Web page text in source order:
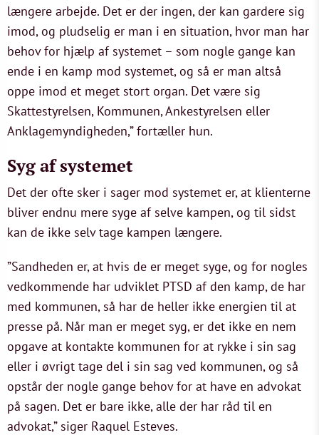
længere arbejde. Det er der ingen, der kan gardere sig
imod, og pludselig er man i en situation, hvor man har
behov for hjælp af systemet – som nogle gange kan
ende i en kamp mod systemet, og så er man altså
oppe imod et meget stort organ. Det være sig
Skattestyrelsen, Kommunen, Ankestyrelsen eller
Anklagemyndigheden,” fortæller hun.
Syg af systemet
Det der ofte sker i sager mod systemet er, at klienterne
bliver endnu mere syge af selve kampen, og til sidst
kan de ikke selv tage kampen længere.
”Sandheden er, at hvis de er meget syge, og for nogles
vedkommende har udviklet PTSD af den kamp, de har
med kommunen, så har de heller ikke energien til at
presse på. Når man er meget syg, er det ikke en nem
opgave at kontakte kommunen for at rykke i sin sag
eller i øvrigt tage del i sin sag ved kommunen, og så
opstår der nogle gange behov for at have en advokat
på sagen. Det er bare ikke, alle der har råd til en
advokat,” siger Raquel Esteves.